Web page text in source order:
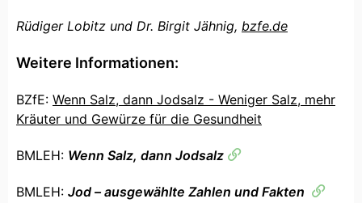
Rüdiger Lobitz und Dr. Birgit Jähnig, bzfe.de
Weitere Informationen:
BZfE: Wenn Salz, dann Jodsalz - Weniger Salz, mehr
Kräuter und Gewürze für die Gesundheit
BMLEH: Wenn Salz, dann Jodsalz
BMLEH: Jod – ausgewählte Zahlen und Fakten